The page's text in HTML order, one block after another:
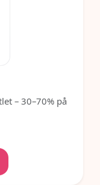
– 30–70% på